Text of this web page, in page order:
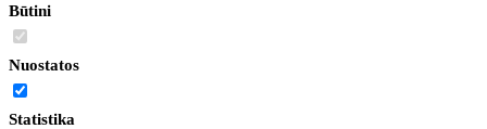
Būtini
Nuostatos
Statistika